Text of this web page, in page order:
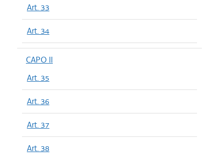
Art. 33
Art. 34
CAPO II
Art. 35
Art. 36
Art. 37
Art. 38